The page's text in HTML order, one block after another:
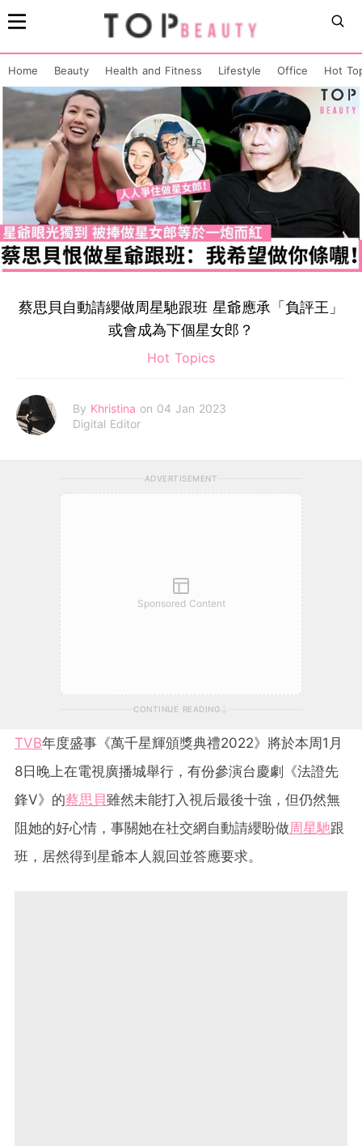
Home Beauty Health and Fitness Lifestyle Office Hot
蔡思貝自動請纓做周星馳跟班 星爺應承「負評王」
或會成為下個星女郎？
Hot Topics
By Khristina on 04 Jan 2023
Digital Editor
ADVERTISEMENT
Sponsored Content
CONTINUE READING
TVB年度盛事《萬千星輝頒獎典禮2022》將於本周1月
8日晚上在電視廣播城舉行，有份參演台慶劇《法證先
鋒V》的蔡思貝雖然未能打入視后最後十強，但仍然無
阻她的好心情，事關她在社交網自動請纓盼做周星馳跟
班，居然得到星爺本人親回並答應要求。